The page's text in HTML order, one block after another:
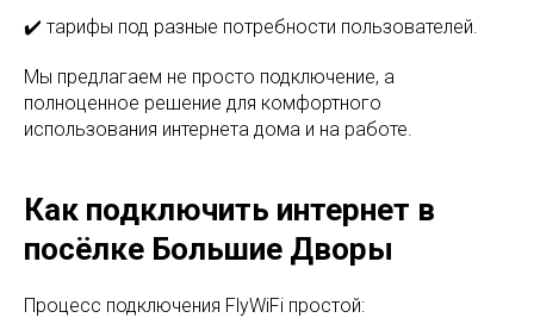
✔️ тарифы под разные потребности пользователей.
Мы предлагаем не просто подключение, а
полноценное решение для комфортного
использования интернета дома и на работе.
Как подключить интернет в
посёлке Большие Дворы
Процесс подключения FlyWiFi простой: